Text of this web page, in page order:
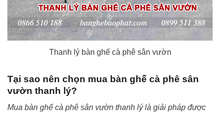
Thanh lý bàn ghế cà phê sân vườn
Tại sao nên chọn mua bàn ghế cà phê sân
vườn thanh lý?
Mua bàn ghế cà phê sân vườn thanh lý là giải pháp được